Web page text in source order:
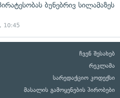
ბუნებრივ სილამაზეს
10:45
ჩვენ შესახებ
რეკლამა
სარედაქციო კოდექსი
მასალის გამოყენების პირობები